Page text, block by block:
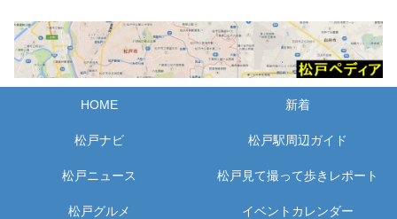
HOME 新着
松戸ナビ 松戸駅周辺ガイド
松戸ニュース 松戸見て撮って歩きレポート
松戸グルメ イベントカレンダー